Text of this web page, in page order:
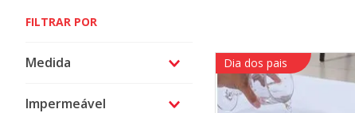
Impermeável
Medida Dia dos pais
tecido tricoline
tecido oxford